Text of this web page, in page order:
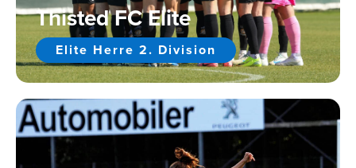
Thisted FC Elite
Elite Herre 2. Division